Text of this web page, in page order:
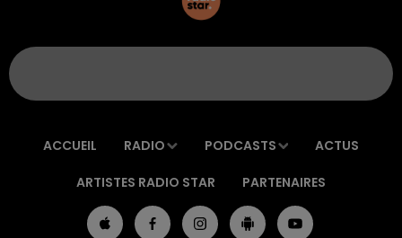
ACCUEIL RADIO PODCASTS ACTUS
ARTISTES RADIO STAR PARTENAIRES